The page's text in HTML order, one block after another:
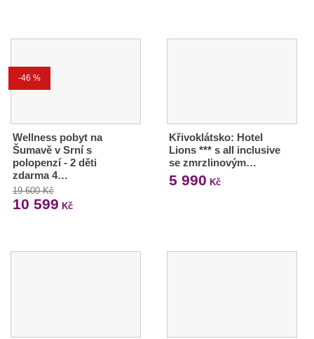
-46 %
Wellness pobyt na
Šumavě v Srní s
polopenzí - 2 děti
zdarma 4…
19 600 Kč
10 599 Kč
Křivoklátsko: Hotel
Lions *** s all inclusive
se zmrzlinovým…
5 990 Kč